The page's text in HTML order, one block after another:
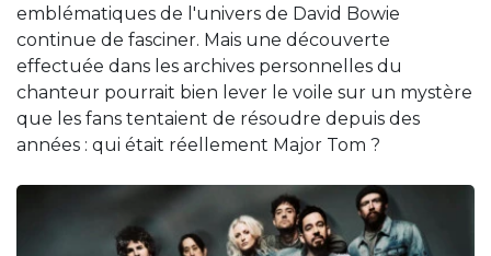
emblématiques de l'univers de David Bowie
continue de fasciner. Mais une découverte
effectuée dans les archives personnelles du
chanteur pourrait bien lever le voile sur un mystère
que les fans tentaient de résoudre depuis des
années : qui était réellement Major Tom ?